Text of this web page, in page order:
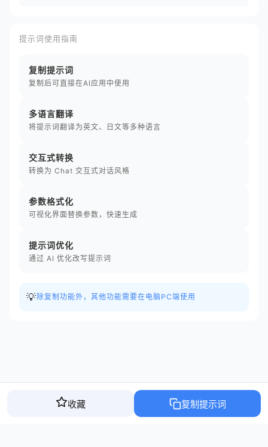
提示词使用指南
复制提示词
复制后可直接在AI应用中使用
多语言翻译
将提示词翻译为英文、日文等多种语言
交互式转换
转换为 Chat 交互式对话风格
参数格式化
可视化界面替换参数，快速生成
提示词优化
通过 AI 优化改写提示词
💡 除复制功能外，其他功能需要在电脑PC端使用
收藏 复制提示词